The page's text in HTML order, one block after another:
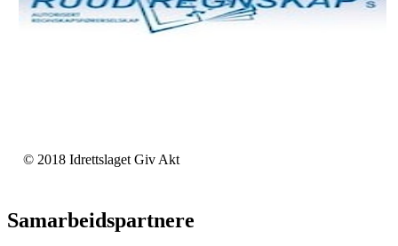
© 2018 Idrettslaget Giv Akt
Samarbeidspartnere